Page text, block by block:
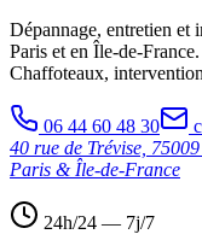
Dépannage, entretien et
Paris et en Île-de-
Chaffoteaux,
06 44 60 48 30
40 rue de Trévise,
Paris & Île-de-France
24h/24 — 7j/7